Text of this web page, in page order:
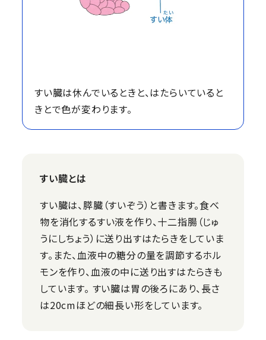
すい臓は休んでいるときと、はたらいていると
きとで色が変わります。
すい臓とは
すい臓は、膵臓（すいぞう）と書きます。食べ
物を消化するすい液を作り、十二指腸（じゅ
うにしちょう）に送り出すはたらきをしていま
す。また、血液中の糖分の量を調節するホル
モンを作り、血液の中に送り出すはたらきも
しています。 すい臓は胃の後ろにあり、長さ
は20cmほどの細長い形をしています。